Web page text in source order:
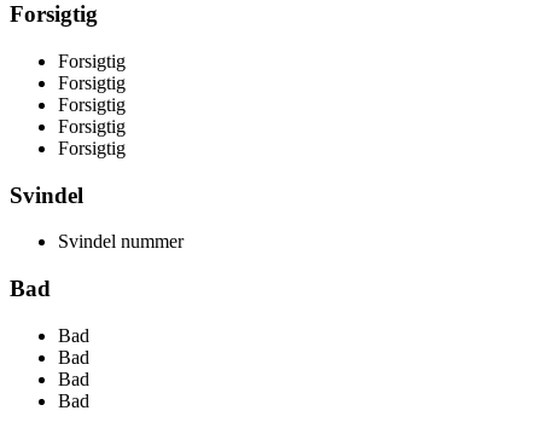
Forsigtig
Forsigtig
Forsigtig
Forsigtig
Forsigtig
Forsigtig
Svindel
Svindel nummer
Bad
Bad
Bad
Bad
Bad